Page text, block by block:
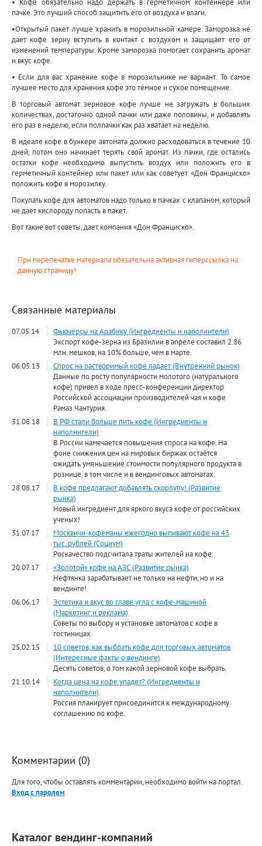
пачке. Это лучший способ защитить его от воздуха и влаги.
•Открытый пакет лучше хранить в морозильной камере. Заморозка не
дает кофе зерну вступить в контакт с воздухом и защищает его от
изменений температуры. Кроме заморозка помогает сохранить аромат
и вкус кофе.
• Если для вас хранение кофе в морозильнике не вариант. То самое
лучшее место для хранения кофе это темное и сухое помещение.
В торговый автомат зерновое кофе лучше не загружать в больших
количествах, достаточно одной пачки или даже половины, и добавлять
его раз в неделю, если полпачки как раз хватает на неделю.
В идеале кофе в бункере автомата должно расходоваться в течение 10
дней, потом оно начинает терять свой аромат. Из пачки, где остались
остатки кофе необходимо выпустить воздух или положить его в
герметичный контейнер или пакет или как советует «Дон Франциско»
положить кофе в морозилку.
Покупать кофе для автоматов надо только в пачках с клапаном, который
не дает кислороду попасть в пакет.
Вот такие вот советы, дает компания «Дон Франциско».
При перепечатке материала обязательна активная гиперссылка на
данную страницу!
Связанные материалы
07.05.14
Фьючерсы на Арабику (Ингредиенты и наполнители)
Экспорт кофе-зерна из Бразилии в апреле составил 2.86
млн. мешков, на 10% больше, чем в марте.
06.05.13
Спрос на растворимый кофе падает (Внутренний рынок)
Данные по росту популярности молотого (натурального
кофе) привел в ходе пресс-конференции директор
Российской ассоциации производителей чая и кофе
Рамаз Чантурия.
31.08.18
В РФ стали больше пить кофе (Ингредиенты и
наполнители)
В России намечается повышения спроса на кофе. На
фоне снижения цен на мировых биржах остаётся
ожидать уменьшение стоимости популярного продукта в
рознице, в том числе и в вендинговых автоматах.
28.08.17
В кофе предлагают добавлять скорлупу! (Развитие
рынка)
Новый ингредиент для яркого вкуса кофе от российских
ученых!
31.07.17
Москвичи-кофеманы ежегодно выпивают кофе на 43
тыс. рублей (Социум)
Роскачество подсчитала траты жителей на кофе.
20.07.17
«Золотой» кофе на АЗС (Развитие рынка)
Нефтянка зарабатывает не только на нефти, но и на
вендинге!
06.06.17
Эстетика и вкус во главе угла с кофе-машиной
(Маркетинг и реклама)
Советы по выбору и установке автоматов с кофе в
гостиницах.
25.02.15
10 советов, как выбрать кофе для торговых автоматов
(Интересные факты о вендинге)
Десять советов, о том какой зерновой кофе выбрать.
21.10.14
Когда цена на кофе упадет? (Ингредиенты и
наполнители)
Россия планирует присоединится к международному
соглашению по кофе.
Комментарии (0)
Для того, чтобы оставлять комментарии, необходимо войти на портал.
Вход с паролем
Каталог вендинг-компаний